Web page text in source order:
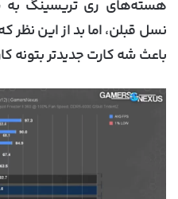
هسته‌های ری تریسینگ به
نسل قبلن، اما بد از این
باعث شه کارت جدیدتر